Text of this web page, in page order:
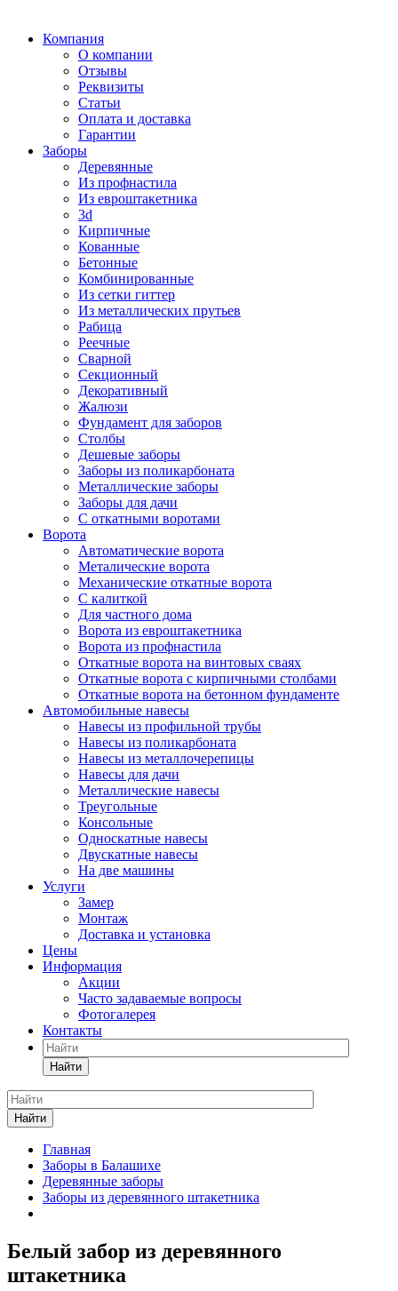
Компания
О компании
Отзывы
Реквизиты
Статьи
Оплата и доставка
Гарантии
Заборы
Деревянные
Из профнастила
Из евроштакетника
3d
Кирпичные
Кованные
Бетонные
Комбинированные
Из сетки гиттер
Из металлических прутьев
Рабица
Реечные
Сварной
Секционный
Декоративный
Жалюзи
Фундамент для заборов
Столбы
Дешевые заборы
Заборы из поликарбоната
Металлические заборы
Заборы для дачи
С откатными воротами
Ворота
Автоматические ворота
Металические ворота
Механические откатные ворота
С калиткой
Для частного дома
Ворота из евроштакетника
Ворота из профнастила
Откатные ворота на винтовых сваях
Откатные ворота с кирпичными столбами
Откатные ворота на бетонном фундаменте
Автомобильные навесы
Навесы из профильной трубы
Навесы из поликарбоната
Навесы из металлочерепицы
Навесы для дачи
Металлические навесы
Треугольные
Консольные
Односкатные навесы
Двускатные навесы
На две машины
Услуги
Замер
Монтаж
Доставка и установка
Цены
Информация
Акции
Часто задаваемые вопросы
Фотогалерея
Контакты
Найти
Найти
Главная
Заборы в Балашихе
Деревянные заборы
Заборы из деревянного штакетника
Белый забор из деревянного
штакетника